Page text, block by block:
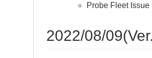
Probe Fleet Issue
2022/08/